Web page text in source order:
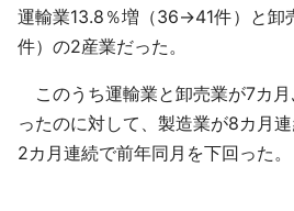
運輸業13.8％増（36→41件）と卸
件）の2産業だった。
このうち運輸業と卸売業が7カ
ったのに対して、製造業が8カ月
2カ月連続で前年同月を下回った。